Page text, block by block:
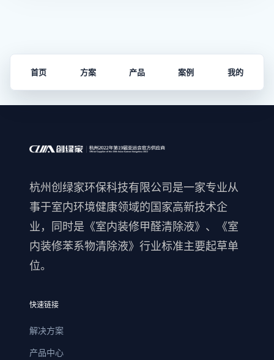
首页 方案 产品 案例 我的
杭州创绿家环保科技有限公司是一家专业从
事于室内环境健康领域的国家高新技术企
业，同时是《室内装修甲醛清除液》、《室
内装修苯系物清除液》行业标准主要起草单
位。
快速链接
解决方案
产品中心